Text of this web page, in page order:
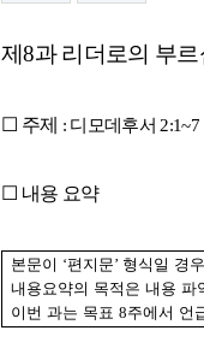
제8과 리더로의 부르
☐ 주제 : 디모데후서 2:1~7
☐ 내용 요약
본문이 ‘편지문’ 형식일 경
내용요약의 목적은 내용 파
이번 과는 목표 8주에서 언